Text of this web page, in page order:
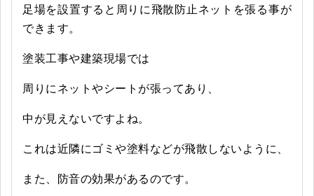
足場を設置すると周りに飛散防止ネットを張る事が
できます。
塗装工事や建築現場では
周りにネットやシートが張ってあり、
中が見えないですよね。
これは近隣にゴミや塗料などが飛散しないように、
また、防音の効果があるのです。